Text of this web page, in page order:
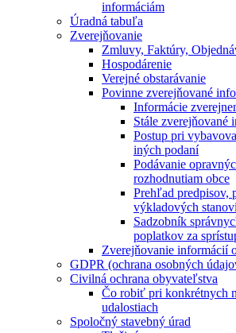
informáciám
Úradná tabuľa
Zverejňovanie
Zmluvy, Faktúry,
Hospodárenie
Verejné obstarávanie
Povinne zverejňované
Informácie
Stále zverejňované
Postup pri
iných podaní
Podávanie
rozhodnutiam obce
Prehľad predpisov,
výkladových
Sadzobník
poplatkov za
Zverejňovanie informácií
GDPR (ochrana osobných
Civilná ochrana obyvateľstva
Čo robiť pri konkrétnych
udalostiach
Spoločný stavebný úrad